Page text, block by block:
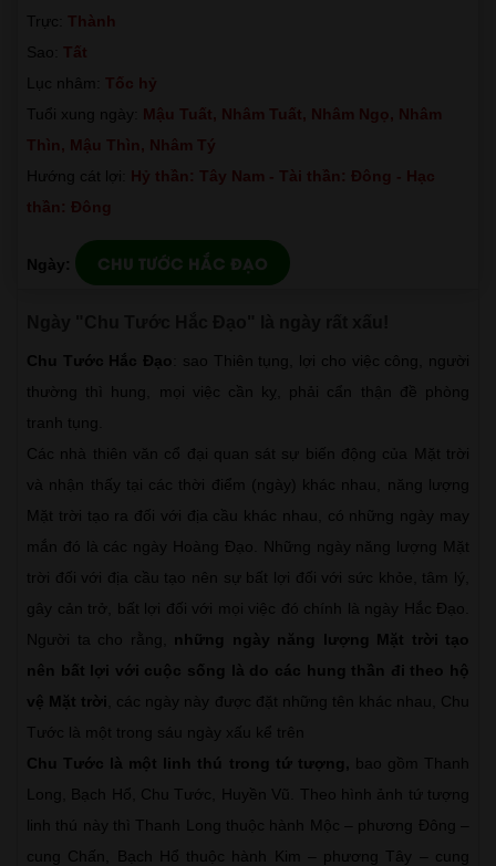
Trực: Thành
Sao: Tất
Lục nhâm: Tốc hỷ
Tuổi xung ngày: Mậu Tuất, Nhâm Tuất, Nhâm Ngọ, Nhâm
Thìn, Mậu Thìn, Nhâm Tý
Hướng cát lợi: Hỷ thần: Tây Nam - Tài thần: Đông - Hạc
thần: Đông
Ngày: CHU TƯỚC HẮC ĐẠO
Chu Tước Hắc Đạo : sao Thiên tụng, lợi cho việc công, người
thường thì hung, mọi việc cần kỵ, phải cẩn thận đề phòng
tranh tụng.
Các nhà thiên văn cổ đại quan sát sự biến động của Mặt trời
và nhận thấy tại các thời điểm (ngày) khác nhau, năng lượng
Mặt trời tạo ra đối với địa cầu khác nhau, có những ngày may
mắn đó là các ngày Hoàng Đạo. Những ngày năng lượng Mặt
trời đối với địa cầu tạo nên sự bất lợi đối với sức khỏe, tâm lý,
gây cản trở, bất lợi đối với mọi việc đó chính là ngày Hắc Đạo.
Người ta cho rằng, những ngày năng lượng Mặt trời tạo
nên bất lợi với cuộc sống là do các hung thần đi theo hộ
vệ Mặt trời
, các ngày này được đặt những tên khác nhau, Chu
Tước là một trong sáu ngày xấu kể trên
Chu Tước là một linh thú trong tứ tượng, bao gồm Thanh
Long, Bạch Hổ, Chu Tước, Huyền Vũ. Theo hình ảnh tứ tượng
linh thú này thì Thanh Long thuộc hành Mộc – phương Đông –
cung Chấn, Bạch Hổ thuộc hành Kim – phương Tây – cung